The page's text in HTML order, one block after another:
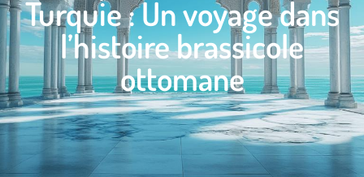
Turquie : Un voyage dans
l’histoire brassicole
ottomane